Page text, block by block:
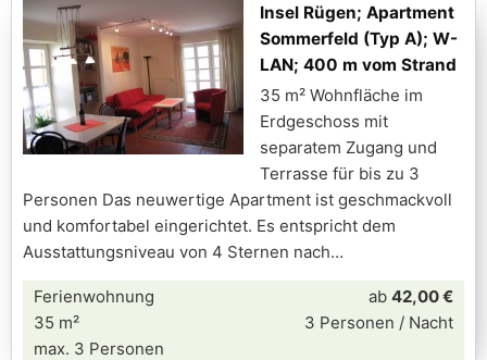
Insel Rügen; Apartment
Sommerfeld (Typ A); W-
LAN; 400 m vom Strand
35 m² Wohnfläche im
Erdgeschoss mit
separatem Zugang und
Terrasse für bis zu 3
Personen Das neuwertige Apartment ist geschmackvoll
und komfortabel eingerichtet. Es entspricht dem
Ausstattungsniveau von 4 Sternen nach
Ferienwohnung
35 m²
max. 3 Personen
ab 42,00 €
3 Personen / Nacht